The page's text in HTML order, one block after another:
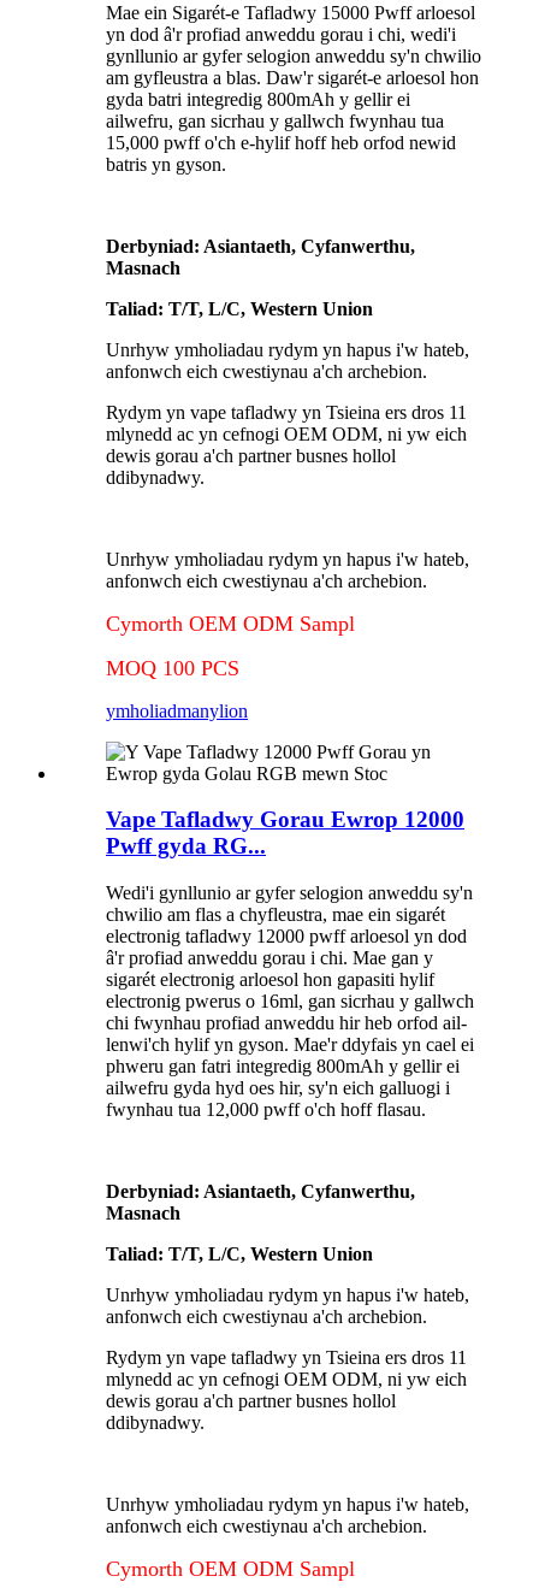
Mae ein Sigarét-e Tafladwy 15000 Pwff arloesol
yn dod â'r profiad anweddu gorau i chi, wedi'i
gynllunio ar gyfer selogion anweddu sy'n chwilio
am gyfleustra a blas. Daw'r sigarét-e arloesol hon
gyda batri integredig 800mAh y gellir ei
ailwefru, gan sicrhau y gallwch fwynhau tua
15,000 pwff o'ch e-hylif hoff heb orfod newid
batris yn gyson.
Derbyniad: Asiantaeth, Cyfanwerthu,
Masnach
Taliad: T/T, L/C, Western Union
Unrhyw ymholiadau rydym yn hapus i'w hateb,
anfonwch eich cwestiynau a'ch archebion.
Rydym yn vape tafladwy yn Tsieina ers dros 11
mlynedd ac yn cefnogi OEM ODM, ni yw eich
dewis gorau a'ch partner busnes hollol
ddibynadwy.
Unrhyw ymholiadau rydym yn hapus i'w hateb,
anfonwch eich cwestiynau a'ch archebion.
Cymorth OEM ODM Sampl
MOQ 100 PCS
ymholiadmanylion
Vape Tafladwy Gorau Ewrop 12000
Pwff gyda RG...
Wedi'i gynllunio ar gyfer selogion anweddu sy'n
chwilio am flas a chyfleustra, mae ein sigarét
electronig tafladwy 12000 pwff arloesol yn dod
â'r profiad anweddu gorau i chi. Mae gan y
sigarét electronig arloesol hon gapasiti hylif
electronig pwerus o 16ml, gan sicrhau y gallwch
chi fwynhau profiad anweddu hir heb orfod ail-
lenwi'ch hylif yn gyson. Mae'r ddyfais yn cael ei
phweru gan fatri integredig 800mAh y gellir ei
ailwefru gyda hyd oes hir, sy'n eich galluogi i
fwynhau tua 12,000 pwff o'ch hoff flasau.
Derbyniad: Asiantaeth, Cyfanwerthu,
Masnach
Taliad: T/T, L/C, Western Union
Unrhyw ymholiadau rydym yn hapus i'w hateb,
anfonwch eich cwestiynau a'ch archebion.
Rydym yn vape tafladwy yn Tsieina ers dros 11
mlynedd ac yn cefnogi OEM ODM, ni yw eich
dewis gorau a'ch partner busnes hollol
ddibynadwy.
Unrhyw ymholiadau rydym yn hapus i'w hateb,
anfonwch eich cwestiynau a'ch archebion.
Cymorth OEM ODM Sampl